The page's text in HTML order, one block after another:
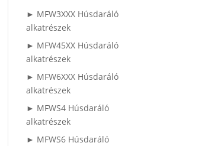
► MFW3XXX Húsdaráló
alkatrészek
► MFW45XX Húsdaráló
alkatrészek
► MFW6XXX Húsdaráló
alkatrészek
► MFWS4 Húsdaráló
alkatrészek
► MFWS6 Húsdaráló